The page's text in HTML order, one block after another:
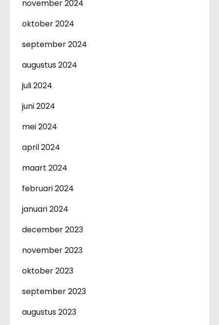
november 2024
oktober 2024
september 2024
augustus 2024
juli 2024
juni 2024
mei 2024
april 2024
maart 2024
februari 2024
januari 2024
december 2023
november 2023
oktober 2023
september 2023
augustus 2023